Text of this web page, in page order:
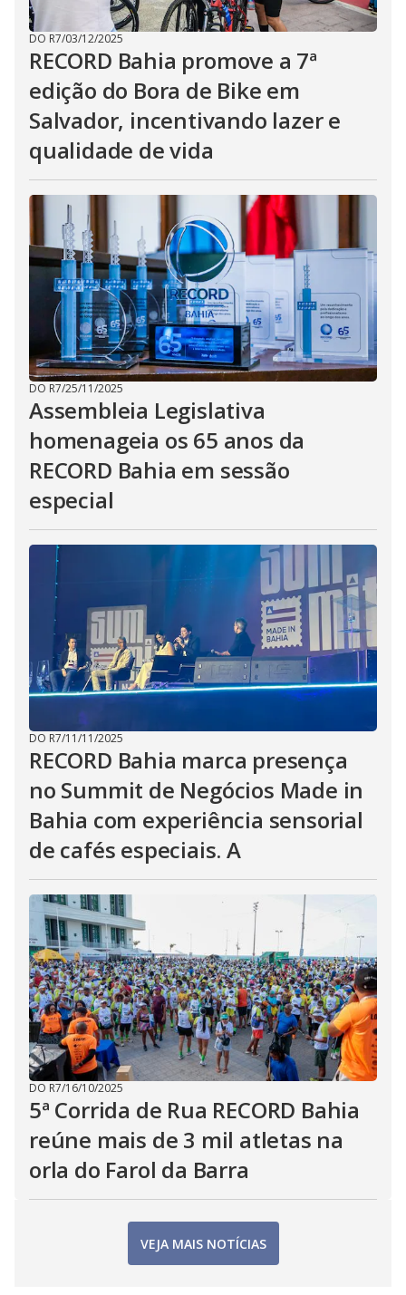
DO R7/03/12/2025
RECORD Bahia promove a 7ª
edição do Bora de Bike em
Salvador, incentivando lazer e
qualidade de vida
DO R7/25/11/2025
Assembleia Legislativa
homenageia os 65 anos da
RECORD Bahia em sessão
especial
DO R7/11/11/2025
RECORD Bahia marca presença
no Summit de Negócios Made in
Bahia com experiência sensorial
de cafés especiais. A
DO R7/16/10/2025
5ª Corrida de Rua RECORD Bahia
reúne mais de 3 mil atletas na
orla do Farol da Barra
VEJA MAIS NOTÍCIAS